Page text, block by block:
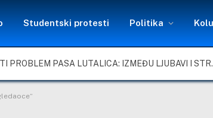
Studentski protesti Politika
NIŠ I VEČITI PROBLEM